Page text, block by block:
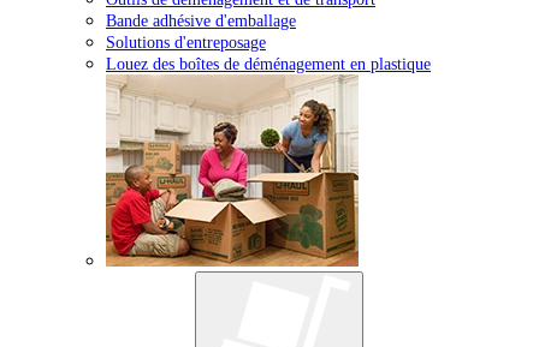
Bande adhésive d'emballage
Solutions d'entreposage
Louez des boîtes de déménagement en plastique